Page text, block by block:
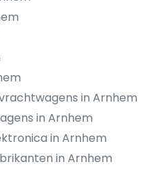
in Arnhem
in Arnhem
in Arnhem
in Arnhem